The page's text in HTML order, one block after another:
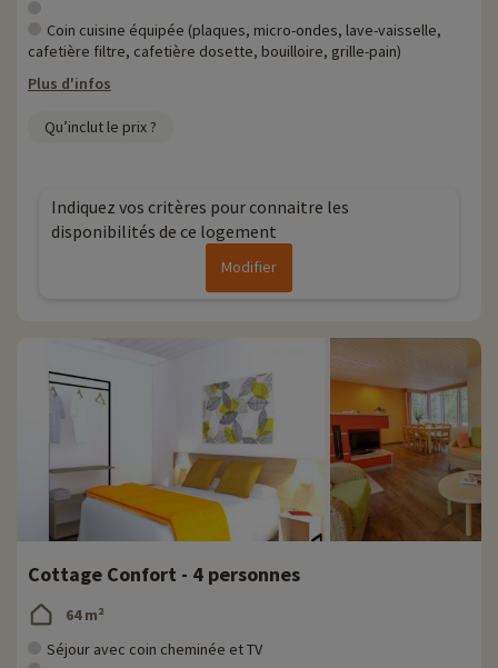
Coin cuisine équipée (plaques, micro-ondes, lave-vaisselle,
cafetière filtre, cafetière dosette, bouilloire, grille-pain)
Plus d'infos
Qu’inclut le prix ?
Indiquez vos critères pour connaitre les
disponibilités de ce logement
Modifier
Cottage Confort - 4 personnes
64 m²
Séjour avec coin cheminée et TV